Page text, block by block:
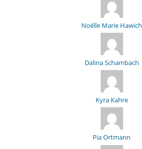
Noélle Marie Hawich
Dalina Schambach
Kyra Kahre
Pia Ortmann